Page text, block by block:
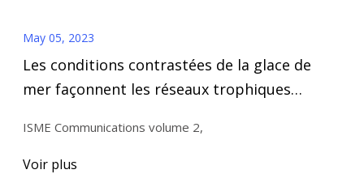
May 05, 2023
Les conditions contrastées de la glace de
mer façonnent les réseaux trophiques
canadien)
ISME Communications volume 2,
Voir plus